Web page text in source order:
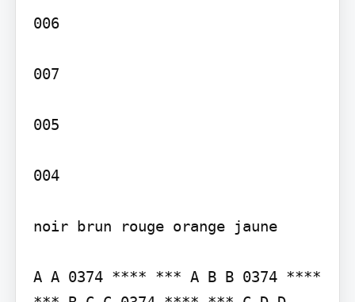
006
007
005
004
noir brun rouge orange jaune
A A 0374 **** *** A B B 0374 ****